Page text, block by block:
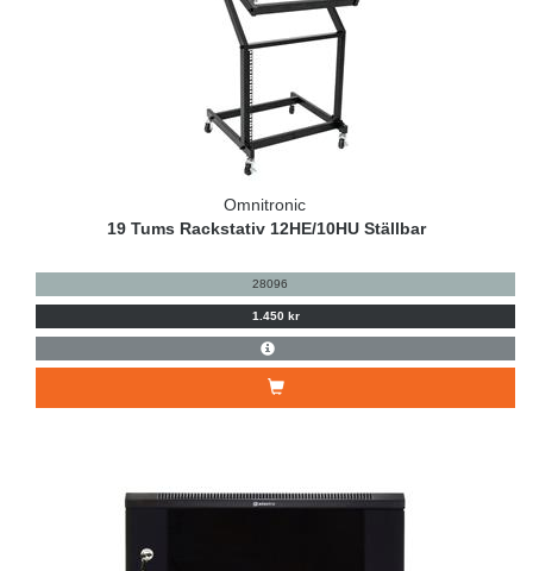
Omnitronic
19 Tums Rackstativ 12HE/10HU Ställbar
28096
1.450 kr